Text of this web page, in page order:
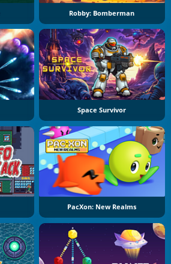
Robby: Bomberman
Space Survivor
PacXon: New Realms